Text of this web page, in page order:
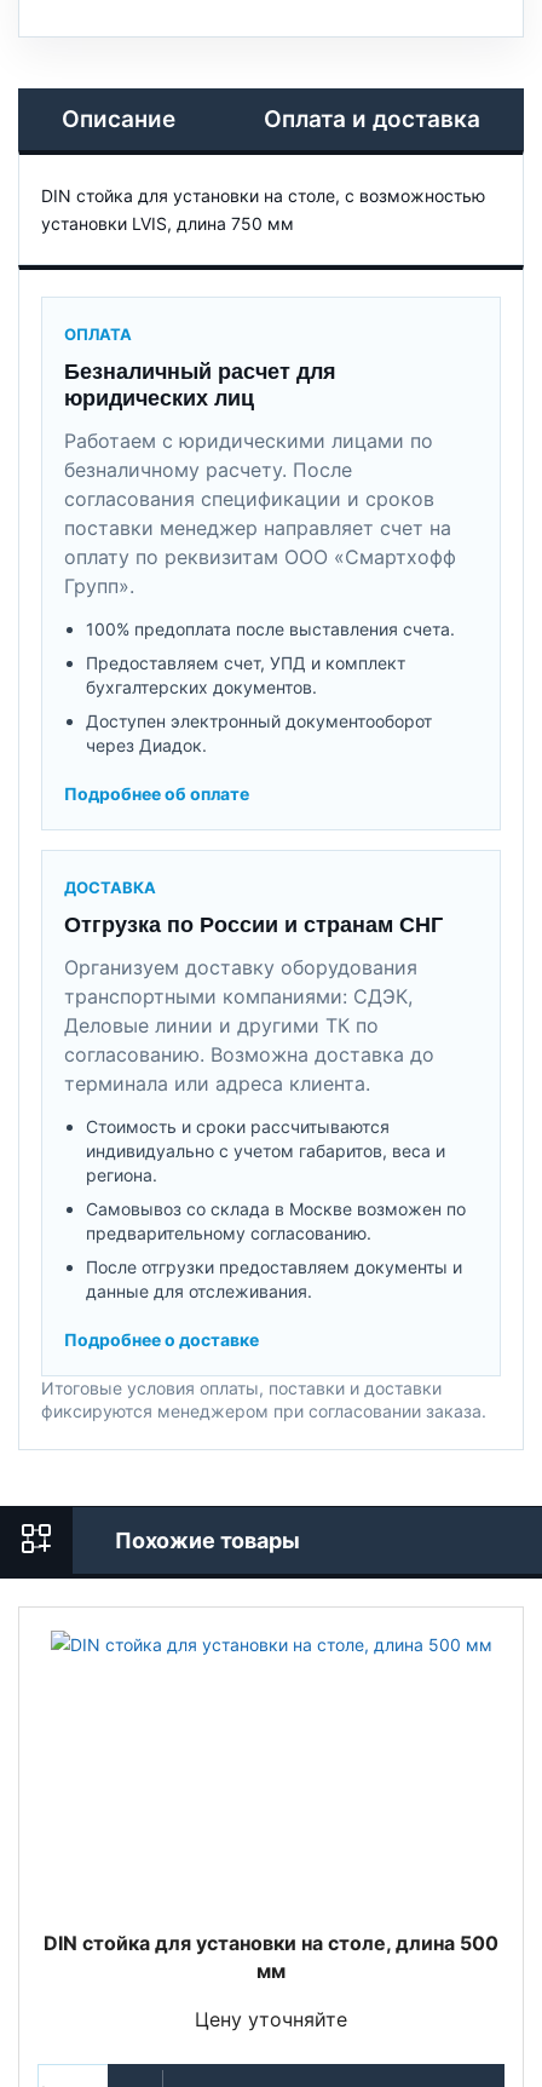
Описание Оплата и доставка
DIN стойка для установки на столе, с возможностью
установки LVIS, длина 750 мм
ОПЛАТА
Безналичный расчет для
юридических лиц
Работаем с юридическими лицами по
безналичному расчету. После
согласования спецификации и сроков
поставки менеджер направляет счет на
оплату по реквизитам ООО «Смартхофф
Групп».
100% предоплата после выставления счета.
Предоставляем счет, УПД и комплект
бухгалтерских документов.
Доступен электронный документооборот
через Диадок.
Подробнее об оплате
ДОСТАВКА
Отгрузка по России и странам СНГ
Организуем доставку оборудования
транспортными компаниями: СДЭК,
Деловые линии и другими ТК по
согласованию. Возможна доставка до
терминала или адреса клиента.
Стоимость и сроки рассчитываются
индивидуально с учетом габаритов, веса и
региона.
Самовывоз со склада в Москве возможен по
предварительному согласованию.
После отгрузки предоставляем документы и
данные для отслеживания.
Подробнее о доставке
Итоговые условия оплаты, поставки и доставки
фиксируются менеджером при согласовании заказа.
Похожие товары
DIN стойка для установки на столе, длина 500
мм
Цену уточняйте